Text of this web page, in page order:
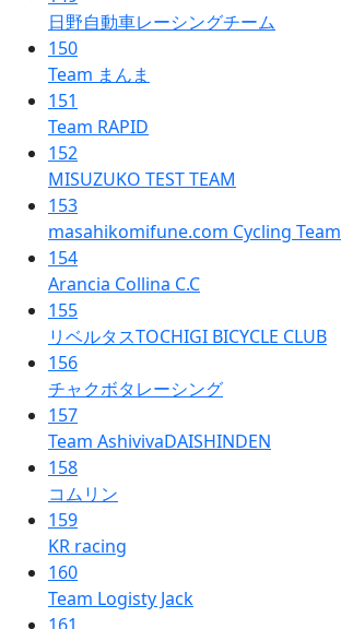
日野自動車レーシングチーム
150
Team まんま
151
Team RAPID
152
MISUZUKO TEST TEAM
153
masahikomifune.com Cycling Team
154
Arancia Collina C.C
155
リベルタスTOCHIGI BICYCLE CLUB
156
チャクボタレーシング
157
Team AshivivaDAISHINDEN
158
コムリン
159
KR racing
160
Team Logisty Jack